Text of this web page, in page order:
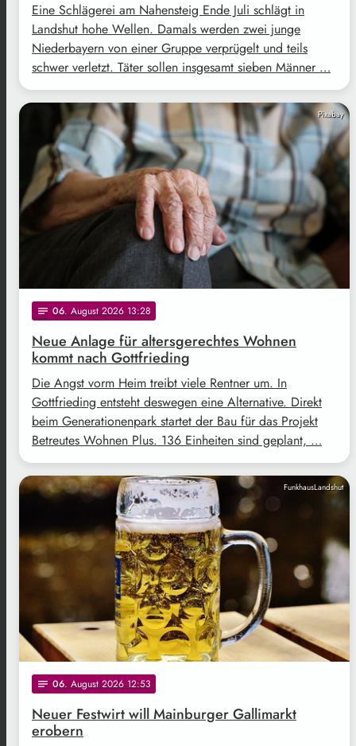
Eine Schlägerei am Nahensteig Ende Juli schlägt in
Landshut hohe Wellen. Damals werden zwei junge
Niederbayern von einer Gruppe verprügelt und teils
schwer verletzt. Täter sollen insgesamt sieben Männer …
Pixabay
notes 06. August 2026 13:28
Neue Anlage für altersgerechtes Wohnen
kommt nach Gottfrieding
Die Angst vorm Heim treibt viele Rentner um. In
Gottfrieding entsteht deswegen eine Alternative. Direkt
beim Generationenpark startet der Bau für das Projekt
Betreutes Wohnen Plus. 136 Einheiten sind geplant, …
FunkhausLandshut
notes 06. August 2026 12:53
Neuer Festwirt will Mainburger Gallimarkt
erobern